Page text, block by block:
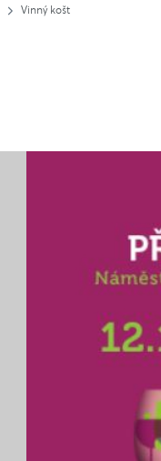
Vinný košt